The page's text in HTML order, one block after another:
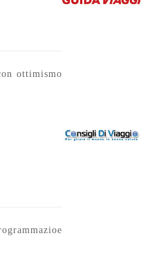
ottimismo